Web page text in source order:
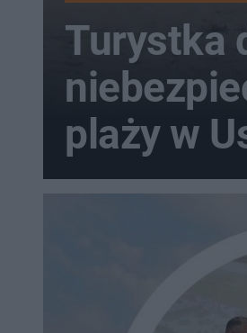
Turystka
plaży w
musiała